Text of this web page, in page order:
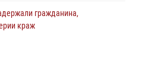
гражданина,
краж